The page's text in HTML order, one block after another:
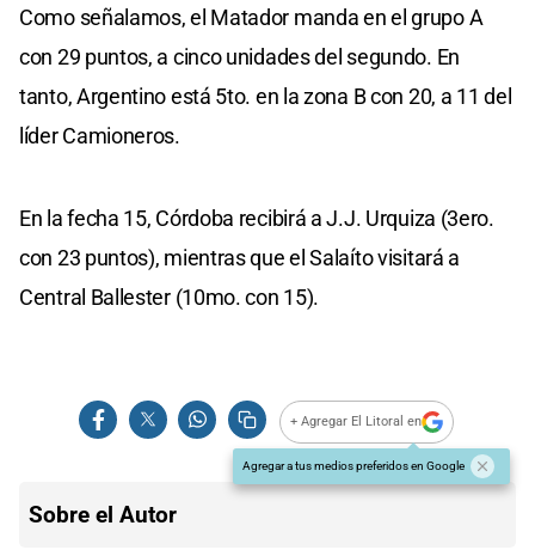
Como señalamos, el Matador manda en el grupo A
con 29 puntos, a cinco unidades del segundo. En
tanto, Argentino está 5to. en la zona B con 20, a 11 del
líder Camioneros.
En la fecha 15, Córdoba recibirá a J.J. Urquiza (3ero.
con 23 puntos), mientras que el Salaíto visitará a
Central Ballester (10mo. con 15).
+ Agregar El Litoral en
Agregar a tus medios preferidos en Google
Sobre el Autor